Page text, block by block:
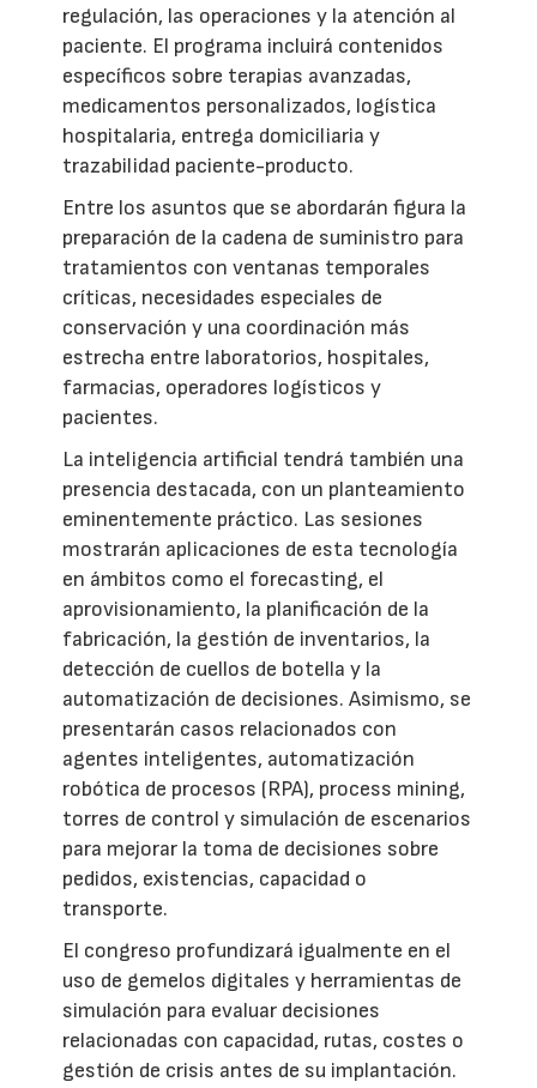
regulación, las operaciones y la atención al
paciente. El programa incluirá contenidos
específicos sobre terapias avanzadas,
medicamentos personalizados, logística
hospitalaria, entrega domiciliaria y
trazabilidad paciente-producto.
Entre los asuntos que se abordarán figura la
preparación de la cadena de suministro para
tratamientos con ventanas temporales
críticas, necesidades especiales de
conservación y una coordinación más
estrecha entre laboratorios, hospitales,
farmacias, operadores logísticos y
pacientes.
La inteligencia artificial tendrá también una
presencia destacada, con un planteamiento
eminentemente práctico. Las sesiones
mostrarán aplicaciones de esta tecnología
en ámbitos como el forecasting, el
aprovisionamiento, la planificación de la
fabricación, la gestión de inventarios, la
detección de cuellos de botella y la
automatización de decisiones. Asimismo, se
presentarán casos relacionados con
agentes inteligentes, automatización
robótica de procesos (RPA), process mining,
torres de control y simulación de escenarios
para mejorar la toma de decisiones sobre
pedidos, existencias, capacidad o
transporte.
El congreso profundizará igualmente en el
uso de gemelos digitales y herramientas de
simulación para evaluar decisiones
relacionadas con capacidad, rutas, costes o
gestión de crisis antes de su implantación.